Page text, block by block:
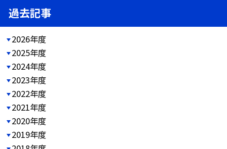
過去記事
2026年度
2025年度
2024年度
2023年度
2022年度
2021年度
2020年度
2019年度